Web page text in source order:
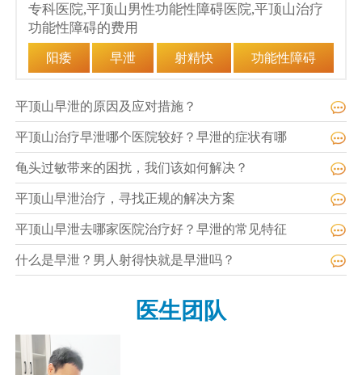
专科医院,平顶山男性功能性障碍医院,平顶山治疗
功能性障碍的费用
阳痿 早泄 射精快 功能性障碍
平顶山早泄的原因及应对措施？
平顶山治疗早泄哪个医院较好？早泄的症状有哪
龟头过敏带来的困扰，我们该如何解决？
平顶山早泄治疗，寻找正规的解决方案
平顶山早泄去哪家医院治疗好？早泄的常见特征
什么是早泄？男人射得快就是早泄吗？
医生团队